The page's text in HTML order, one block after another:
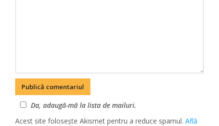
Da, adaugă-mă la lista de mailuri.
Acest site folosește Akismet pentru a reduce spamul.Află